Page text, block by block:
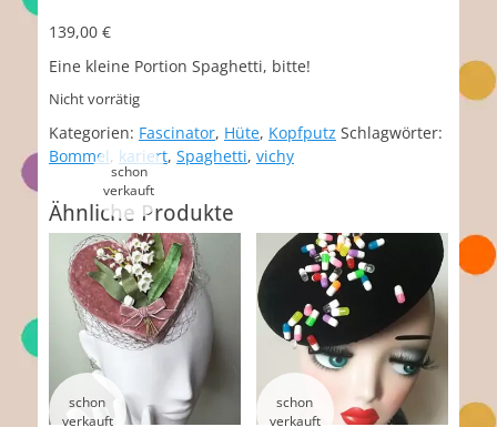
139,00 €
Eine kleine Portion Spaghetti, bitte!
Nicht vorrätig
Kategorien: Fascinator, Hüte, Kopfputz Schlagwörter:
Bommel, kariert, Spaghetti, vichy
Ähnliche Produkte